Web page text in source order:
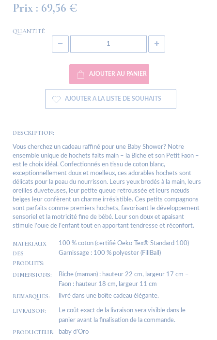
Prix : 69,56 €
QUANTITÉ
AJOUTER AU PANIER
AJOUTER A LA LISTE DE SOUHAITS
DESCRIPTION:
Vous cherchez un cadeau raffiné pour une Baby Shower? Notre
ensemble unique de hochets faits main – la Biche et son Petit Faon –
est le choix idéal. Confectionnés en tissu de coton blanc,
exceptionnellement doux et moelleux, ces adorables hochets sont
délicats pour la peau du nourrisson. Leurs yeux brodés à la main, leurs
oreilles duveteuses, leur petite queue retroussée et leurs nœuds
beiges leur confèrent un charme irrésistible. Ces petits compagnons
sont parfaits comme premiers hochets, favorisant le développement
sensoriel et la motricité fine de bébé. Leur son doux et apaisant
stimule l’ouïe de l’enfant tout en apportant tendresse et réconfort.
MATÉRIAUX
DES
PRODUITS:
100 % coton (certifié Oeko-Tex® Standard 100)
Garnissage : 100 % polyester (FillBall)
DIMENSIONS:
Biche (maman) : hauteur 22 cm, largeur 17 cm –
Faon : hauteur 18 cm, largeur 11 cm
REMARQUES: livré dans une boîte cadeau élégante.
LIVRAISON:
Le coût exact de la livraison sera visible dans le
panier avant la finalisation de la commande.
PRODUCTEUR: baby d’Oro